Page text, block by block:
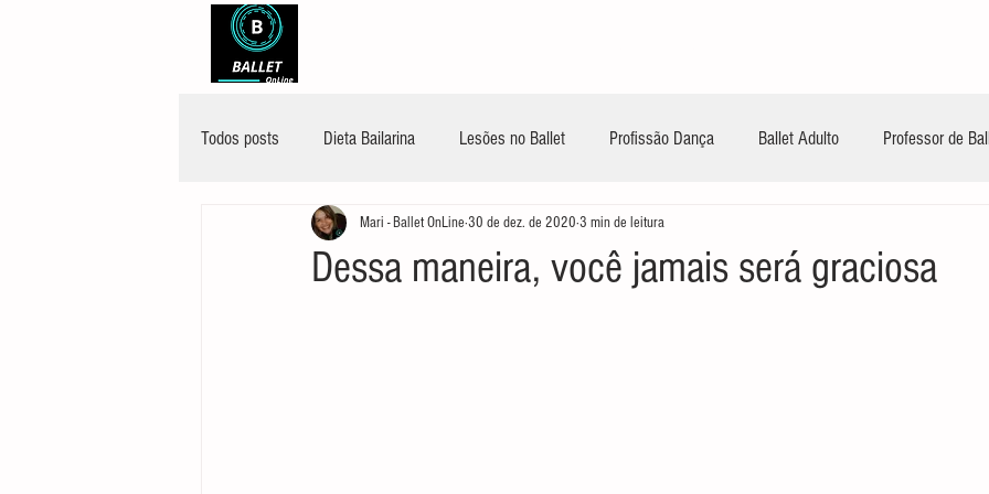
Todos posts Dieta Bailarina Lesões no Ballet Profissão Dança Ballet Adulto Professor de
Dessa maneira, você jamais será graciosa
Mari - Ballet OnLine 30 de dez. de 2020 3 min de leitura